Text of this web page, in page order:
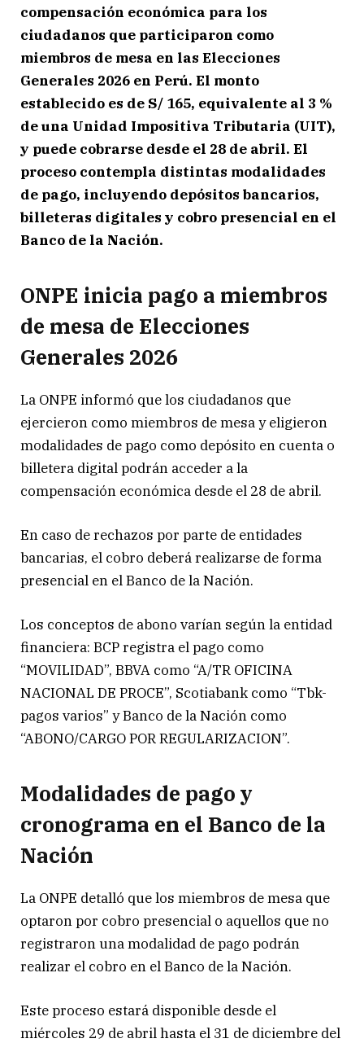
compensación económica para los
ciudadanos que participaron como
miembros de mesa en las Elecciones
Generales 2026 en Perú. El monto
establecido es de S/ 165, equivalente al 3 %
de una Unidad Impositiva Tributaria (UIT),
y puede cobrarse desde el 28 de abril. El
proceso contempla distintas modalidades
de pago, incluyendo depósitos bancarios,
billeteras digitales y cobro presencial en el
Banco de la Nación.
ONPE inicia pago a miembros
de mesa de Elecciones
Generales 2026
La ONPE informó que los ciudadanos que
ejercieron como miembros de mesa y eligieron
modalidades de pago como depósito en cuenta o
billetera digital podrán acceder a la
compensación económica desde el 28 de abril.
En caso de rechazos por parte de entidades
bancarias, el cobro deberá realizarse de forma
presencial en el Banco de la Nación.
Los conceptos de abono varían según la entidad
financiera: BCP registra el pago como
“MOVILIDAD”, BBVA como “A/TR OFICINA
NACIONAL DE PROCE”, Scotiabank como “Tbk-
pagos varios” y Banco de la Nación como
“ABONO/CARGO POR REGULARIZACION”.
Modalidades de pago y
cronograma en el Banco de la
Nación
La ONPE detalló que los miembros de mesa que
optaron por cobro presencial o aquellos que no
registraron una modalidad de pago podrán
realizar el cobro en el Banco de la Nación.
Este proceso estará disponible desde el
miércoles 29 de abril hasta el 31 de diciembre del